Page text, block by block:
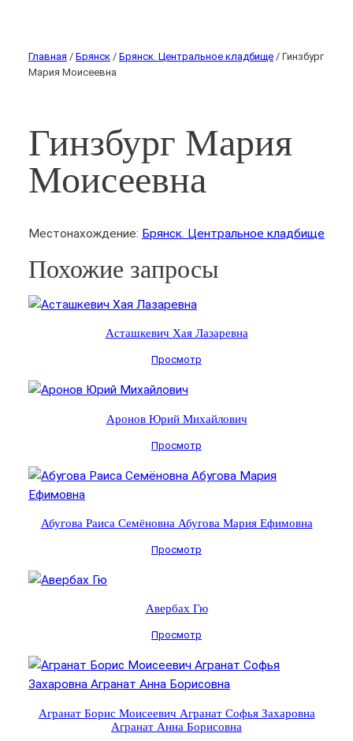
Главная / Брянск / Брянск. Центральное кладбище / Гинзбург
Мария Моисеевна
Гинзбург Мария
Моисеевна
Местонахождение: Брянск. Центральное кладбище
Похожие запросы
Асташкевич Хая Лазаревна
Просмотр
Аронов Юрий Михайлович
Просмотр
Абугова Раиса Семёновна Абугова Мария Ефимовна
Просмотр
Авербах Гю
Просмотр
Агранат Борис Моисеевич Агранат Софья Захаровна
Агранат Анна Борисовна